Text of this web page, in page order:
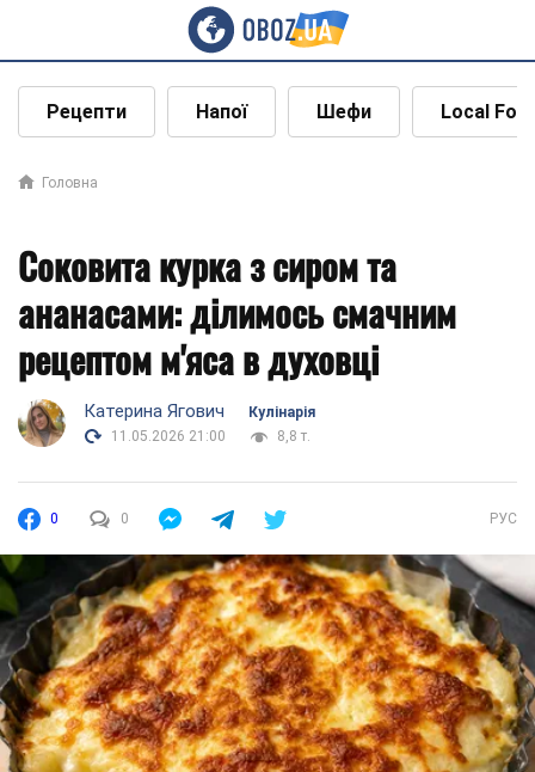
Рецепти Напої Шефи Local
Головна
Соковита курка з сиром та
ананасами: ділимось смачним
рецептом м'яса в духовці
Катерина Ягович
Кулінарія
11.05.2026 21:00
8,8 т.
0 0 РУС